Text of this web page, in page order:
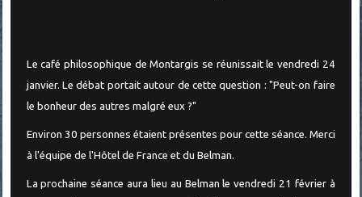
Le café philosophique de Montargis se réunissait le vendredi 24
janvier. Le débat portait autour de cette question :"Peut-on faire
le bonheur des autres malgré eux ?"
Environ 30 personnes étaient présentes pour cette séance. Merci
à l'équipe de l'Hôtel de France et du Belman.
La prochaine séance aura lieu au Belman le vendredi 21 février à